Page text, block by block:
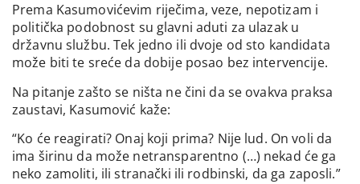
Prema Kasumovićevim riječima, veze, nepotizam i
politička podobnost su glavni aduti za ulazak u
državnu službu. Tek jedno ili dvoje od sto kandidata
može biti te sreće da dobije posao bez intervencije.
Na pitanje zašto se ništa ne čini da se ovakva praksa
zaustavi, Kasumović kaže:
“Ko će reagirati? Onaj koji prima? Nije lud. On voli da
ima širinu da može netransparentno (…) nekad će ga
neko zamoliti, ili stranački ili rodbinski, da ga zaposli.”